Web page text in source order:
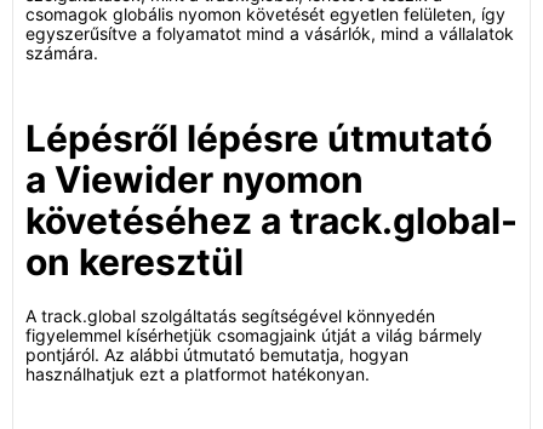
csomagok globális nyomon követését egyetlen felületen, így
egyszerűsítve a folyamatot mind a vásárlók, mind a vállalatok
számára.
Lépésről lépésre útmutató
a Viewider nyomon
követéséhez a track.global-
on keresztül
A track.global szolgáltatás segítségével könnyedén
figyelemmel kísérhetjük csomagjaink útját a világ bármely
pontjáról. Az alábbi útmutató bemutatja, hogyan
használhatjuk ezt a platformot hatékonyan.